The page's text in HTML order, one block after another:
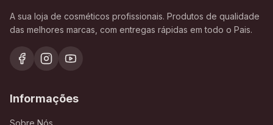
A sua loja de cosméticos profissionais. Produtos de qualidade
das melhores marcas, com entregas rápidas em todo o Pais.
Informações
Sobre Nós